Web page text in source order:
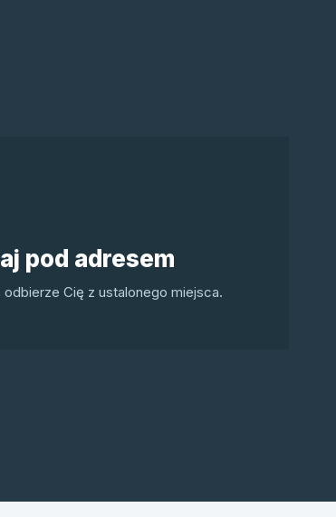
pod adresem
odbierze Cię z ustalonego miejsca.